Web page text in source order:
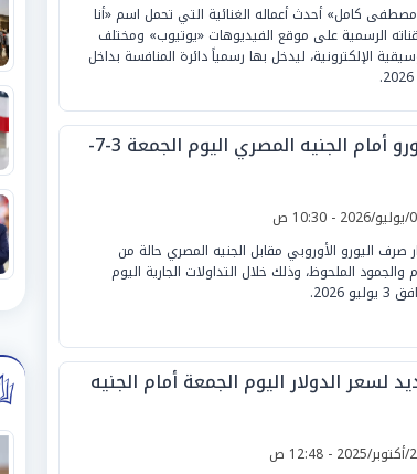
كامل» أحدث أعماله الغنائية التي تحمل اسم «أنا
قناته الرسمية على موقع الفيديوهات «يوتيوب» ومختلف
الإلكترونية، ليدخل بها رسمياً دائرة المنافسة بداخل
أسعار اليورو أمام الجنيه المصري اليوم الجمعة 3-7-
اليورو الأوروبي مقابل الجنيه المصري حالة من
والجمود الملحوظ، وذلك خلال التداولات الجارية اليوم
2026.
لسعر الدولار اليوم الجمعة أمام الجنيه